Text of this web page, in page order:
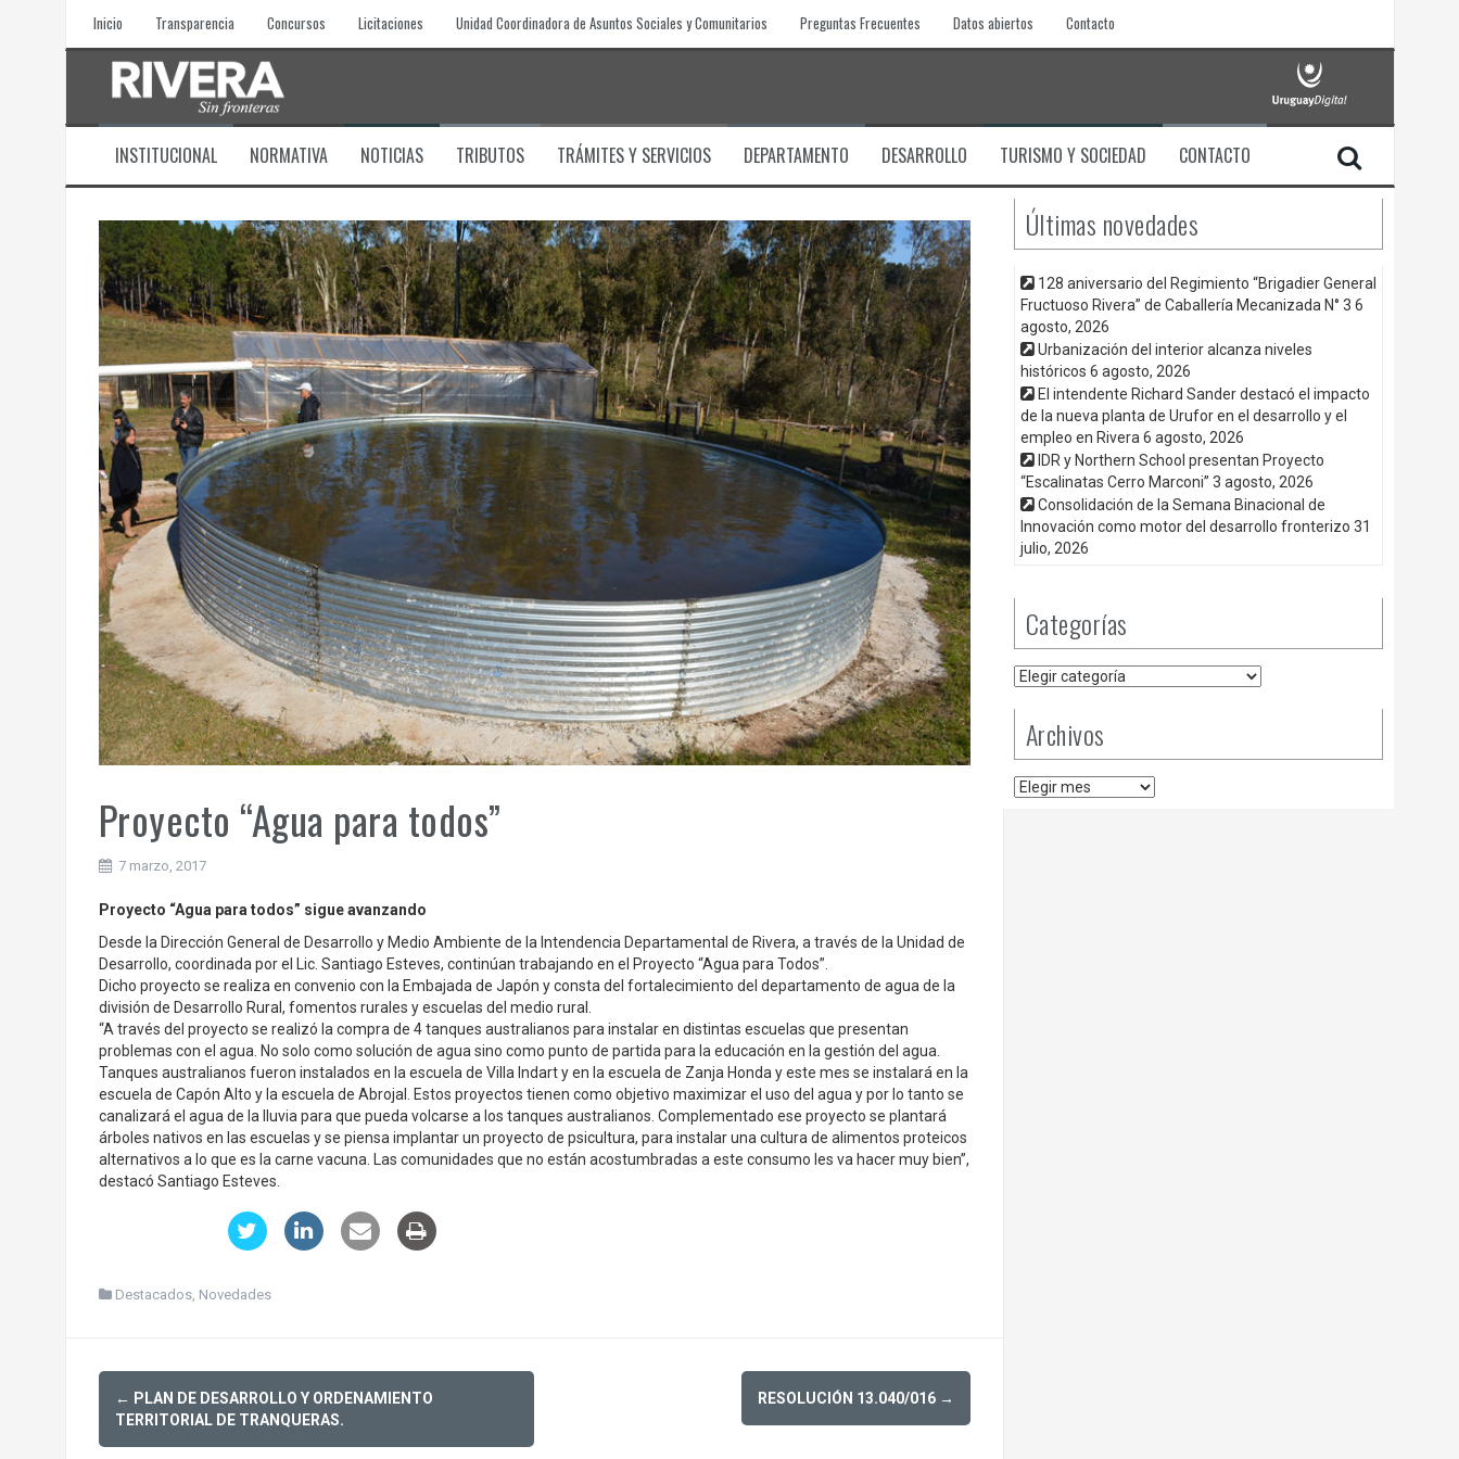
Inicio Transparencia Concursos Licitaciones Unidad Coordinadora de Asuntos Sociales y Comunitarios Preguntas Frecuentes Datos abiertos Contacto
INSTITUCIONAL NORMATIVA NOTICIAS TRIBUTOS TRÁMITES Y SERVICIOS DEPARTAMENTO DESARROLLO TURISMO Y SOCIEDAD CONTACTO
Proyecto “Agua para todos”
7 marzo, 2017
Proyecto “Agua para todos” sigue avanzando
Desde la Dirección General de Desarrollo y Medio Ambiente de la Intendencia Departamental de Rivera, a través de la Unidad de
Desarrollo, coordinada por el Lic. Santiago Esteves, continúan trabajando en el Proyecto “Agua para Todos”.
Dicho proyecto se realiza en convenio con la Embajada de Japón y consta del fortalecimiento del departamento de agua de la
división de Desarrollo Rural, fomentos rurales y escuelas del medio rural.
“A través del proyecto se realizó la compra de 4 tanques australianos para instalar en distintas escuelas que presentan
problemas con el agua. No solo como solución de agua sino como punto de partida para la educación en la gestión del agua.
Tanques australianos fueron instalados en la escuela de Villa Indart y en la escuela de Zanja Honda y este mes se instalará en la
escuela de Capón Alto y la escuela de Abrojal. Estos proyectos tienen como objetivo maximizar el uso del agua y por lo tanto se
canalizará el agua de la lluvia para que pueda volcarse a los tanques australianos. Complementado ese proyecto se plantará
árboles nativos en las escuelas y se piensa implantar un proyecto de psicultura, para instalar una cultura de alimentos proteicos
alternativos a lo que es la carne vacuna. Las comunidades que no están acostumbradas a este consumo les va hacer muy bien”,
destacó Santiago Esteves.
Destacados, Novedades
Post
navigation
← PLAN DE DESARROLLO Y ORDENAMIENTO
TERRITORIAL DE TRANQUERAS.
RESOLUCIÓN 13.040/016 →
Últimas novedades
128 aniversario del Regimiento “Brigadier General
Fructuoso Rivera” de Caballería Mecanizada N° 3 6
agosto, 2026
Urbanización del interior alcanza niveles
históricos 6 agosto, 2026
El intendente Richard Sander destacó el impacto
de la nueva planta de Urufor en el desarrollo y el
empleo en Rivera 6 agosto, 2026
IDR y Northern School presentan Proyecto
“Escalinatas Cerro Marconi” 3 agosto, 2026
Consolidación de la Semana Binacional de
Innovación como motor del desarrollo fronterizo 31
julio, 2026
Categorías
Categorías
Archivos
Archivos